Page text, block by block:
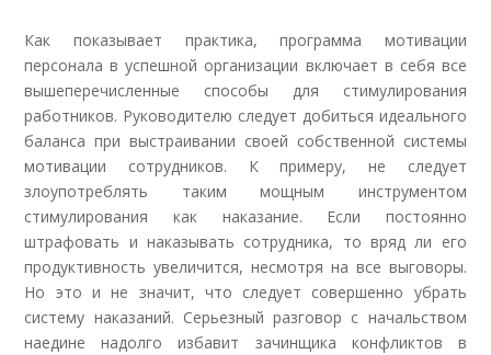
Как показывает практика, программа мотивации
персонала в успешной организации включает в себя все
вышеперечисленные способы для стимулирования
работников. Руководителю следует добиться идеального
баланса при выстраивании своей собственной системы
мотивации сотрудников. К примеру, не следует
злоупотреблять таким мощным инструментом
стимулирования как наказание. Если постоянно
штрафовать и наказывать сотрудника, то вряд ли его
продуктивность увеличится, несмотря на все выговоры.
Но это и не значит, что следует совершенно убрать
систему наказаний. Серьезный разговор с начальством
наедине надолго избавит зачинщика конфликтов в